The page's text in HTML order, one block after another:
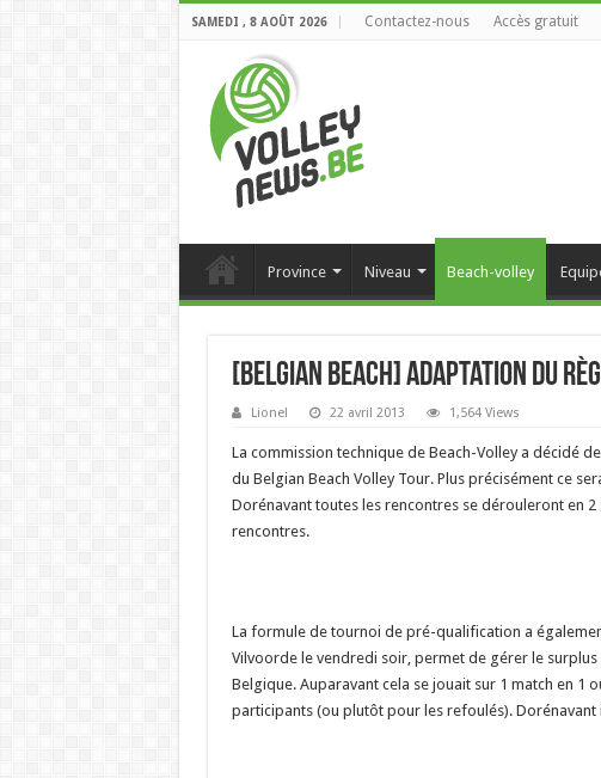
SAMEDI , 8 AOÛT 2026 Contactez-nous Accès gratuit
Province Niveau Beach-volley
[Belgian Beach] Adaptation du
Lionel 22 avril 2013 1,564 Views
La commission technique de Beach-Volley a décidé
du Belgian Beach Volley Tour. Plus précisément ce
Dorénavant toutes les rencontres se dérouleront en
rencontres.
La formule de tournoi de pré-qualification a
Vilvoorde le vendredi soir, permet de gérer le
Belgique. Auparavant cela se jouait sur 1 match en
participants (ou plutôt pour les refoulés). Dorénavant